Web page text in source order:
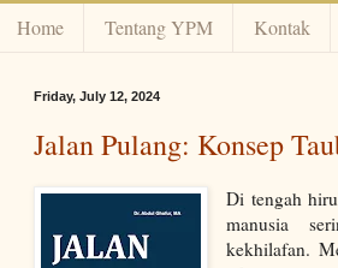
Home Tentang YPM Kontak
Friday, July 12, 2024
Jalan Pulang: Konsep
Di tengah
manusia
kekhilafan.